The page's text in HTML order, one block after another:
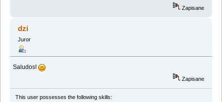
Zapisane
dzi
Juror
Saludos!
Zapisane
This user possesses the following skills: